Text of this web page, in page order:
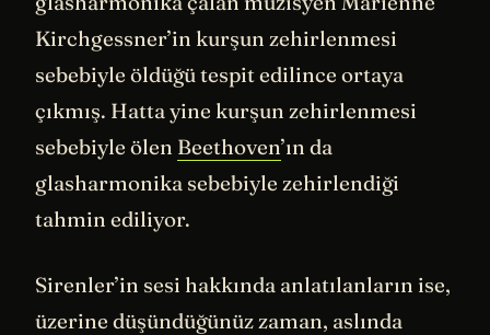
Kirchgessner’in kurşun zehirlenmesi
sebebiyle öldüğü tespit edilince ortaya
çıkmış. Hatta yine kurşun zehirlenmesi
sebebiyle ölen Beethoven’ın da
glasharmonika sebebiyle zehirlendiği
tahmin ediliyor.
Sirenler’in sesi hakkında anlatılanların ise,
üzerine düşündüğünüz zaman, aslında